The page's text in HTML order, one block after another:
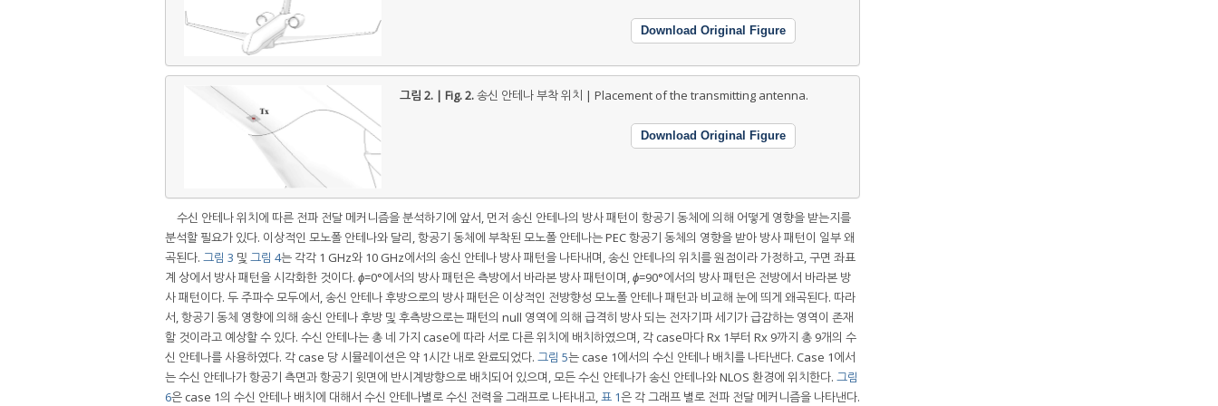
Download Original Figure
그림 2. | Fig. 2.송신 안테나 부착 위치 | Placement of the transmitting antenna.
Download Original Figure
수신 안테나 위치에 따른 전파 전달 메커니즘을 분석하기에 앞서, 먼저 송신 안테나의 방사 패턴이 항공기 동체에 의해 어떻게 영향을 받는지를
분석할 필요가 있다. 이상적인 모노폴 안테나와 달리, 항공기 동체에 부착된 모노폴 안테나는 PEC 항공기 동체의 영향을 받아 방사 패턴이 일부 왜
곡된다. 그림 3 및 그림 4는 각각 1 GHz와 10 GHz에서의 송신 안테나 방사 패턴을 나타내며, 송신 안테나의 위치를 원점이라 가정하고, 구면 좌표
계 상에서 방사 패턴을 시각화한 것이다. ϕ=0°에서의 방사 패턴은 측방에서 바라본 방사 패턴이며,ϕ=90°에서의 방사 패턴은 전방에서 바라본 방
사 패턴이다. 두 주파수 모두에서, 송신 안테나 후방으로의 방사 패턴은 이상적인 전방향성 모노폴 안테나 패턴과 비교해 눈에 띄게 왜곡된다. 따라
서, 항공기 동체 영향에 의해 송신 안테나 후방 및 후측방으로는 패턴의 null 영역에 의해 급격히 방사 되는 전자기파 세기가 급감하는 영역이 존재
할 것이라고 예상할 수 있다. 수신 안테나는 총 네 가지 case에 따라 서로 다른 위치에 배치하였으며, 각 case마다 Rx 1부터 Rx 9까지 총 9개의 수
신 안테나를 사용하였다. 각 case 당 시뮬레이션은 약 1시간 내로 완료되었다. 그림 5는 case 1에서의 수신 안테나 배치를 나타낸다. Case 1에서
는 수신 안테나가 항공기 측면과 항공기 윗면에 반시계방향으로 배치되어 있으며, 모든 수신 안테나가 송신 안테나와 NLOS 환경에 위치한다. 그림
6은 case 1의 수신 안테나 배치에 대해서 수신 안테나별로 수신 전력을 그래프로 나타내고,표 1은 각 그래프 별로 전파 전달 메커니즘을 나타낸다.